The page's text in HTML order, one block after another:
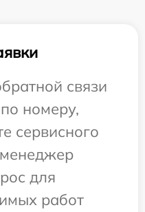
связи
номеру,
сервисного
для
работ